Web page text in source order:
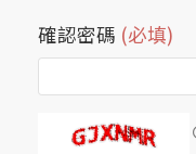
確認密碼 (必填)